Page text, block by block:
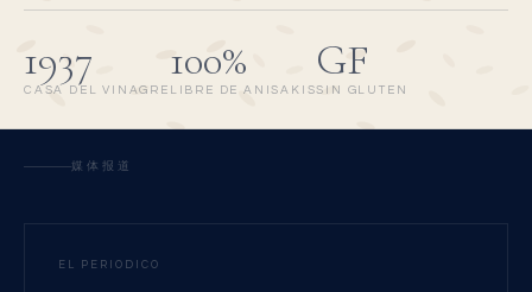
1937
CASA DEL VINAGRE
100%
LIBRE DE ANISAKIS
GF
SIN GLUTEN
媒体报道
EL PERIODICO